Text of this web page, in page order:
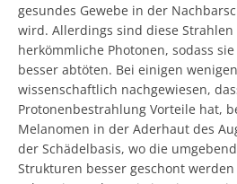
gesundes Gewebe in der
wird. Allerdings sind diese
herkömmliche Photonen, sodass
besser abtöten. Bei einigen
wissenschaftlich nachgewiesen,
Protonenbestrahlung Vorteile hat,
Melanomen in der Aderhaut des
der Schädelbasis, wo die
Strukturen besser geschont werden